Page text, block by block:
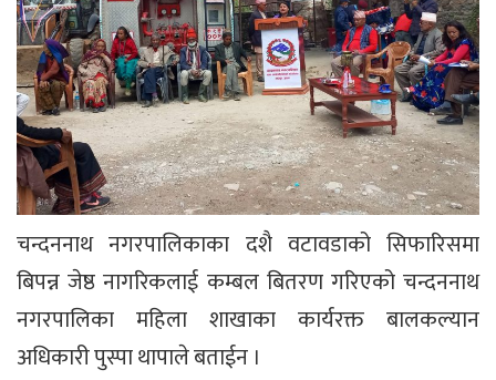
चन्दननाथ नगरपालिकाका दशै वटावडाको सिफारिसमा
बिपन्न जेष्ठ नागरिकलाई कम्बल बितरण गरिएको चन्दननाथ
नगरपालिका महिला शाखाका कार्यरक्त बालकल्यान
अधिकारी पुस्पा थापाले बताईन ।